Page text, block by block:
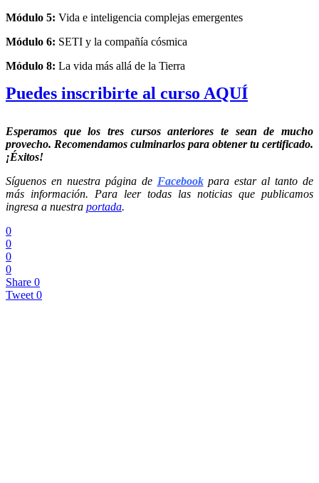
Módulo 5: Vida e inteligencia complejas emergentes
Módulo 6: SETI y la compañía cósmica
Módulo 8: La vida más allá de la Tierra
Puedes inscribirte al curso AQUÍ
Esperamos que los tres cursos anteriores te sean de mucho
provecho. Recomendamos culminarlos para obtener tu certificado.
¡Éxitos!
Síguenos en nuestra página de Facebookpara estar al tanto de
más información. Para leer todas las noticias que publicamos
ingresa a nuestra portada.
0
0
0
0
Share 0
Tweet 0